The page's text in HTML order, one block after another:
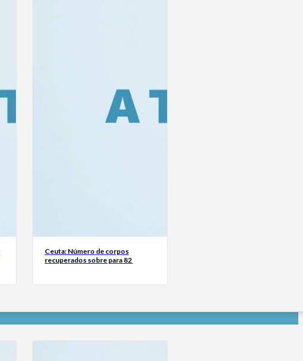
Ceuta: Número de corpos
recuperados sobre para 82